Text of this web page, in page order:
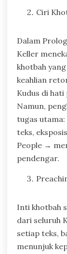
Ciri
Dalam
Keller
khotbah
keahlian
Kudus di
Namun,
tugas
teks,
People →
pendengar.
Inti khotbah
dari seluruh
setiap teks,
menunjuk